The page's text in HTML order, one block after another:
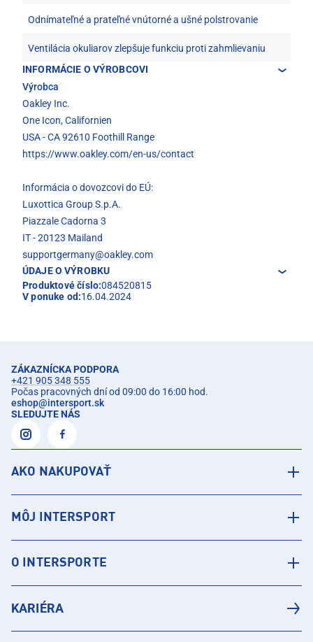
Odnímateľné a prateľné vnútorné a ušné polstrovanie
Ventilácia okuliarov zlepšuje funkciu proti zahmlievaniu
INFORMÁCIE O VÝROBCOVI
Výrobca
Oakley Inc.
One Icon, Californien
USA - CA 92610 Foothill Range
https://www.oakley.com/en-us/contact
Informácia o dovozcovi do EÚ:
Luxottica Group S.p.A.
Piazzale Cadorna 3
IT - 20123 Mailand
supportgermany@oakley.com
ÚDAJE O VÝROBKU
Produktové číslo:084520815
V ponuke od:16.04.2024
ZÁKAZNÍCKA PODPORA
+421 905 348 555
Počas pracovných dní od 09:00 do 16:00 hod.
eshop@intersport.sk
SLEDUJTE NÁS
AKO NAKUPOVAŤ
MÔJ INTERSPORT
O INTERSPORTE
KARIÉRA